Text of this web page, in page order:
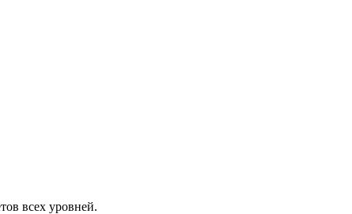
всех уровней.